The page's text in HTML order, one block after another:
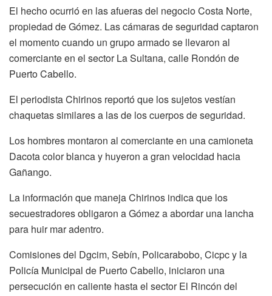
El hecho ocurrió en las afueras del negocio Costa Norte,
propiedad de Gómez. Las cámaras de seguridad captaron
el momento cuando un grupo armado se llevaron al
comerciante en el sector La Sultana, calle Rondón de
Puerto Cabello.
El periodista Chirinos reportó que los sujetos vestían
chaquetas similares a las de los cuerpos de seguridad.
Los hombres montaron al comerciante en una camioneta
Dacota color blanca y huyeron a gran velocidad hacia
Gañango.
La información que maneja Chirinos indica que los
secuestradores obligaron a Gómez a abordar una lancha
para huir mar adentro.
Comisiones del Dgcim, Sebín, Policarabobo, Cicpc y la
Policía Municipal de Puerto Cabello, iniciaron una
persecución en caliente hasta el sector El Rincón del